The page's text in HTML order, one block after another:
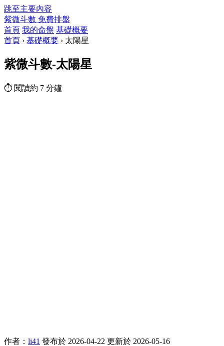
跳至主要內容
紫微斗數 免費排盤
首頁 我的命盤 基礎概要
首頁 › 基礎概要 › 太陽星
紫微斗數-太陽星
⏱ 閱讀約 7 分鐘
作者： li41 發布於 2026-04-22 更新於 2026-05-16